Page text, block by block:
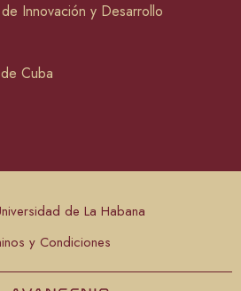
Innovación y Desarrollo
Cuba
de La Habana
y Condiciones